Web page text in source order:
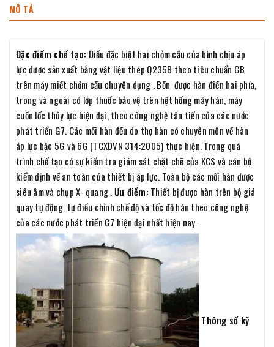
MÔ TẢ
Đặc điểm chế tạo: Điều đặc biệt hai chỏm cầu của bình chịu áp
lực được sản xuất bằng vật liệu thép Q235B theo tiêu chuẩn GB
trên máy miết chỏm cầu chuyên dụng . Bồn được hàn điền hai phía,
trong và ngoài có lớp thuốc bảo vệ trên hệt hống máy hàn, máy
cuốn lốc thủy lực hiện đại, theo công nghệ tân tiến của các nước
phát triển G7. Các mối hàn đều do thợ hàn có chuyên môn về hàn
áp lực bậc 5G và 6G (TCXDVN 314:2005) thực hiện. Trong quá
trình chế tạo có sự kiểm tra giám sát chặt chẽ của KCS và cán bộ
kiểm định về an toàn của thiết bị áp lực. Toàn bộ các mối hàn được
siêu âm và chụp X- quang .Ưu điểm: Thiết bị được hàn trên bộ giá
quay tự động, tự điều chỉnh chế độ và tốc độ hàn theo công nghệ
của các nước phát triển G7 hiện đại nhất hiện nay.
Thông số kỹ